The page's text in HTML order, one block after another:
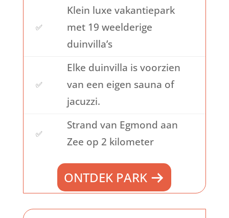
✅
Klein luxe vakantiepark
met 19 weelderige
duinvilla’s
✅
Elke duinvilla is voorzien
van een eigen sauna of
jacuzzi.
✅
Strand van Egmond aan
Zee op 2 kilometer
ONTDEK PARK